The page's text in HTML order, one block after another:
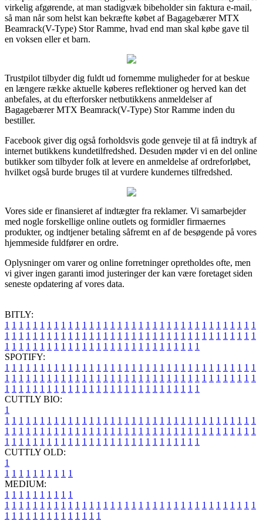
virkelig afgørende, at man stadigvæk bibeholder sin faktura e-mail,
så man når som helst kan bekræfte købet af Bagagebærer MTX
Beamrack(V-Type) Stor Ramme, hvad end man skal købe gave til
en voksen eller et barn.
Trustpilot tilbyder dig fuldt ud fornemme muligheder for at beskue
en længere række aktuelle køberes reflektioner og herved kan det
anbefales, at du efterforsker netbutikkens anmeldelser af
Bagagebærer MTX Beamrack(V-Type) Stor Ramme inden du
bestiller.
Facebook giver dig også forholdsvis gode genveje til at få indtryk af
internet butikkens kundetilfredshed. Desuden møder vi en del online
butikker som tilbyder folk at levere en anmeldelse af ordreforløbet,
hvilket også burde bruges til at vurdere kundernes tilfredshed.
Vores side er finansieret af indtægter fra reklamer. Vi samarbejder
med nogle forskellige online outlets og formidler firmaernes
produkter, og indtjener betaling såfremt en af de besøgende på vores
hjemmeside fuldfører en ordre.
Oplysninger om varer og online forretninger opretholdes ofte, men
vi giver ingen garanti imod justeringer der kan være foretaget siden
seneste opdatering af vores data.
BITLY:
1 1 1 1 1 1 1 1 1 1 1 1 1 1 1 1 1 1 1 1 1 1 1 1 1 1 1 1 1 1 1 1 1 1 1 1
1 1 1 1 1 1 1 1 1 1 1 1 1 1 1 1 1 1 1 1 1 1 1 1 1 1 1 1 1 1 1 1 1 1 1 1
1 1 1 1 1 1 1 1 1 1 1 1 1 1 1 1 1 1 1 1 1 1 1 1 1 1 1 1
SPOTIFY:
1 1 1 1 1 1 1 1 1 1 1 1 1 1 1 1 1 1 1 1 1 1 1 1 1 1 1 1 1 1 1 1 1 1 1 1
1 1 1 1 1 1 1 1 1 1 1 1 1 1 1 1 1 1 1 1 1 1 1 1 1 1 1 1 1 1 1 1 1 1 1 1
1 1 1 1 1 1 1 1 1 1 1 1 1 1 1 1 1 1 1 1 1 1 1 1 1 1 1 1
CUTTLY BIO:
1
1 1 1 1 1 1 1 1 1 1 1 1 1 1 1 1 1 1 1 1 1 1 1 1 1 1 1 1 1 1 1 1 1 1 1 1
1 1 1 1 1 1 1 1 1 1 1 1 1 1 1 1 1 1 1 1 1 1 1 1 1 1 1 1 1 1 1 1 1 1 1 1
1 1 1 1 1 1 1 1 1 1 1 1 1 1 1 1 1 1 1 1 1 1 1 1 1 1 1 1
CUTTLY OLD:
1
1 1 1 1 1 1 1 1 1 1
MEDIUM:
1 1 1 1 1 1 1 1 1 1
1 1 1 1 1 1 1 1 1 1 1 1 1 1 1 1 1 1 1 1 1 1 1 1 1 1 1 1 1 1 1 1 1 1 1 1
1 1 1 1 1 1 1 1 1 1 1 1 1 1